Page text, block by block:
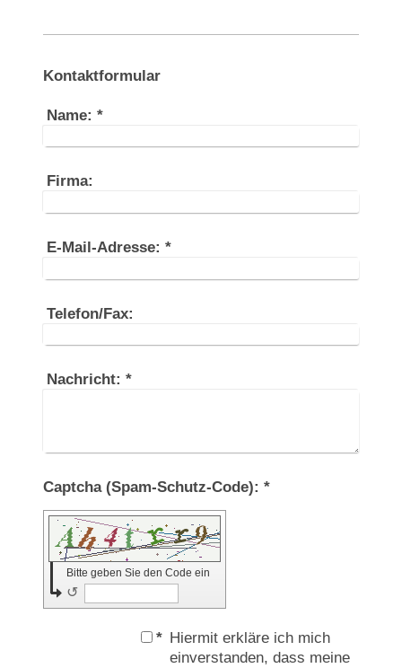
Kontaktformular
Name: *
Firma:
E-Mail-Adresse: *
Telefon/Fax:
Nachricht: *
Captcha (Spam-Schutz-Code): *
Bitte geben Sie den Code ein
↺
* Hiermit erkläre ich mich
einverstanden, dass meine